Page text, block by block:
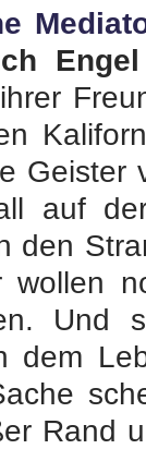
Geister
auf
den
dem
Rand